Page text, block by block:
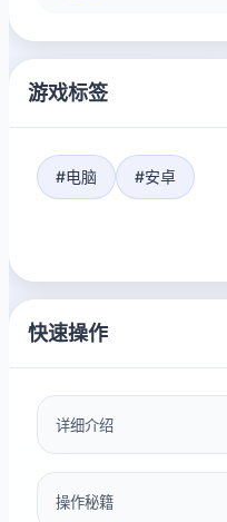
游戏标签
#电脑 #安卓
快速操作
详细介绍
操作秘籍